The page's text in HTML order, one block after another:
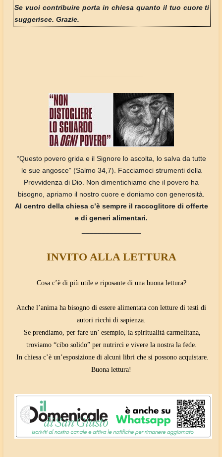
Se vuoi contribuire porta in chiesa quanto il tuo cuore ti
suggerisce. Grazie.
“Questo povero grida e il Signore lo ascolta, lo salva da tutte
le sue angosce” (Salmo 34,7). Facciamoci strumenti della
Provvidenza di Dio. Non dimentichiamo che il povero ha
bisogno, apriamo il nostro cuore e doniamo con generosità.
Al centro della chiesa c’è sempre il raccoglitore di offerte
e di generi alimentari.
INVITO ALLA LETTURA
Cosa c’è di più utile e riposante di una buona lettura?
Anche l’anima ha bisogno di essere alimentata con letture di testi di
autori ricchi di sapienza.
Se prendiamo, per fare un’ esempio, la spiritualità carmelitana,
troviamo “cibo solido” per nutrirci e vivere la nostra la fede.
In chiesa c’è un’esposizione di alcuni libri che si possono acquistare.
Buona lettura!